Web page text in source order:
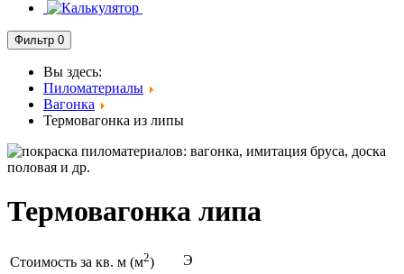
Фильтр 0
Вы здесь:
Пиломатериалы
Вагонка
Термовагонка из липы
Термовагонка липа
Стоимость за кв. м (м2)
Э